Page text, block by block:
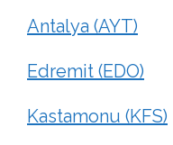
Antalya (AYT)
Edremit (EDO)
Kastamonu (KFS)